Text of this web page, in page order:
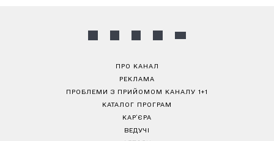
ПРО КАНАЛ
РЕКЛАМА
ПРОБЛЕМИ З ПРИЙОМОМ КАНАЛУ 1+1
КАТАЛОГ ПРОГРАМ
КАР’ЄРА
ВЕДУЧІ